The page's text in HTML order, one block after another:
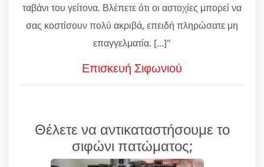
ταβάνι του γείτονα. Βλέπετε ότι οι αστοχίες μπορεί να
σας κοστίσουν πολύ ακριβά, επειδή πληρώσατε μη
επαγγελματία. [...]"
Επισκευή Σιφωνιού
Θέλετε να αντικαταστήσουμε το
σιφώνι πατώματος;